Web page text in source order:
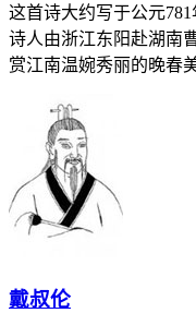
这首诗大约写于公元
诗人由浙江东阳赴湖南
赏江南温婉秀丽的晚春
戴叔伦